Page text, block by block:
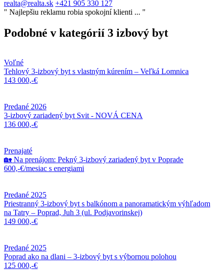
realta@realta.sk +421 905 330 127
" Najlepšiu reklamu robia spokojní klienti ... "
Podobné v kategórií 3 izbový byt
Voľné
Tehlový 3-izbový byt s vlastným kúrením – Veľká Lomnica
143 000,-€
Predané 2026
3-izbový zariadený byt Svit - NOVÁ CENA
136 000,-€
Prenajaté
🏡 Na prenájom: Pekný 3-izbový zariadený byt v Poprade
600,-€/mesiac s energiami
Predané 2025
Priestranný 3-izbový byt s balkónom a panoramatickým výhľadom
na Tatry – Poprad, Juh 3 (ul. Podjavorinskej)
149 000,-€
Predané 2025
Poprad ako na dlani – 3-izbový byt s výbornou polohou
125 000,-€